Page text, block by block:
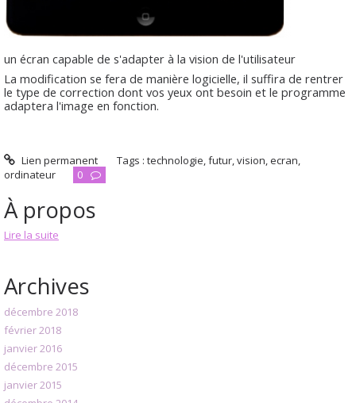
un écran capable de s'adapter à la vision de l'utilisateur
La modification se fera de manière logicielle, il suffira de rentrer
le type de correction dont vos yeux ont besoin et le programme
adaptera l'image en fonction.
Lien permanent Tags :technologie,futur,vision,ecran,
ordinateur
0
À propos
Lire la suite
Archives
décembre 2018
février 2018
janvier 2016
décembre 2015
janvier 2015